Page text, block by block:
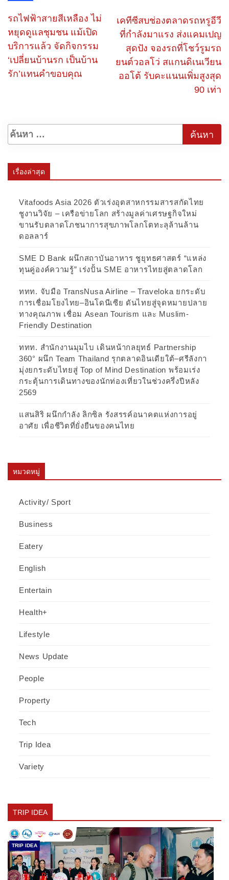
รถไฟฟ้าสายสีเหลือง ไม่
หยุดดูแลชุมชน แม้เปิด
บริการแล้ว จัดกิจกรรม
‘เปลี่ยนบ้านรก เป็นบ้าน
รัก’แทนคำขอบคุณ
เคทีซีสบช่องตลาดรถหรูอีวี
ที่กำลังมาแรง ส่งแคมเปญ
สุดปัง จองรถที่โชว์รูมรถ
ยนต์วอลโว่ สแกนดิเนเวียน
ออโต้ รับคะแนนเพิ่มสูงสุด
90 เท่า
เรื่องล่าสุด
Vitafoods Asia 2026 ตัวเร่งอุตสาหกรรมสารสกัดไทย
ชูงานวิจัย – เครือข่ายโลก สร้างมูลค่าเศรษฐกิจใหม่
ขานรับตลาดโภชนาการสุขภาพโลกโตทะลุล้านล้าน
ดอลลาร์
SME D Bank ผนึกสถาบันอาหาร ชูยุทธศาสตร์ “แหล่ง
ทุนคู่องค์ความรู้” เร่งปั้น SME อาหารไทยสู่ตลาดโลก
ททท. จับมือ TransNusa Airline – Traveloka ยกระดับ
การเชื่อมโยงไทย–อินโดนีเซีย ดันไทยสู่จุดหมายปลาย
ทางคุณภาพ เชื่อม Asean Tourism และ Muslim-
Friendly Destination
ททท. สำนักงานมุมไบ เดินหน้ากลยุทธ์ Partnership
360° ผนึก Team Thailand รุกตลาดอินเดียใต้–ศรีลังกา
มุ่งยกระดับไทยสู่ Top of Mind Destination พร้อมเร่ง
กระตุ้นการเดินทางของนักท่องเที่ยวในช่วงครึ่งปีหลัง
2569
แสนสิริ ผนึกกำลัง ลิกซิล รังสรรค์อนาคตแห่งการอยู่
อาศัย เพื่อชีวิตที่ยั่งยืนของคนไทย
หมวดหมู่
Activity/ Sport
Business
Eatery
English
Entertain
Health+
Lifestyle
News Update
People
Property
Tech
Trip Idea
Variety
TRIP IDEA
TRIP IDEA